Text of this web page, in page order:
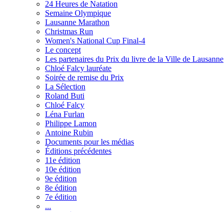
24 Heures de Natation
Semaine Olympique
Lausanne Marathon
Christmas Run
Women's National Cup Final-4
Le concept
Les partenaires du Prix du livre de la Ville de Lausanne
Chloé Falcy lauréate
Soirée de remise du Prix
La Sélection
Roland Buti
Chloé Falcy
Léna Furlan
Philippe Lamon
Antoine Rubin
Documents pour les médias
Éditions précédentes
11e édition
10e édition
9e édition
8e édition
7e édition
...